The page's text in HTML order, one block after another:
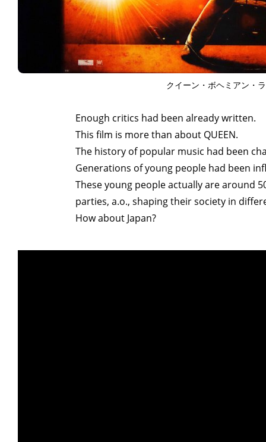
クイーン・ボヘミアン・
Enough critics had been already written.
This film is more than about QUEEN.
The history of popular music had been
Generations of young people had been
These young people actually are around
parties, a.o., shaping their society in
How about Japan?